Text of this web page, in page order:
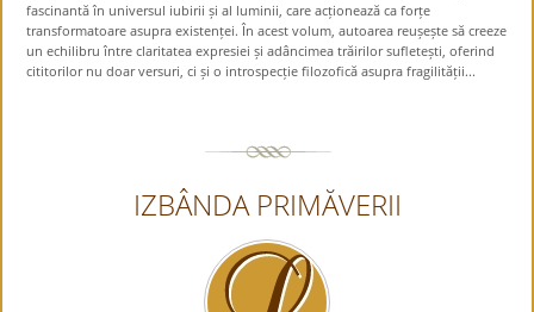
fascinantă în universul iubirii și al luminii, care acționează ca forțe
transformatoare asupra existenței. În acest volum, autoarea reușește să creeze
un echilibru între claritatea expresiei și adâncimea trăirilor sufletești, oferind
cititorilor nu doar versuri, ci și o introspecție filozofică asupra fragilității...
IZBÂNDA PRIMĂVERII